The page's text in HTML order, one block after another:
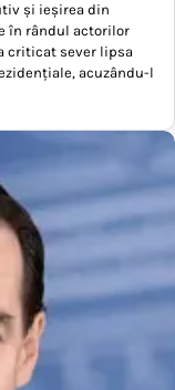
și ieșirea din
în rândul actorilor
criticat sever lipsa
acuzându-l